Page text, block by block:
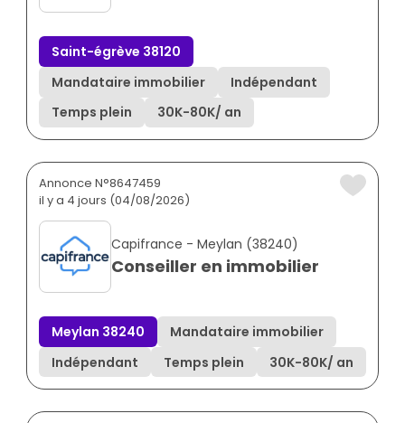
Saint-égrève 38120
Mandataire immobilier
Indépendant
Temps plein
30K-80K/ an
Annonce N°8647459
il y a 4 jours (04/08/2026)
Capifrance - Meylan (38240)
Conseiller en immobilier
Meylan 38240
Mandataire immobilier
Indépendant
Temps plein 30K-80K/ an